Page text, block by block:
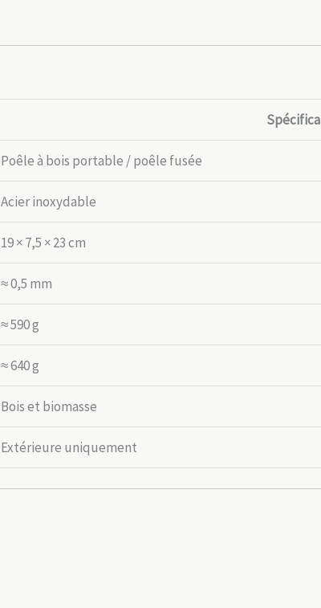
Poêle à bois portable / poêle fusée
Acier inoxydable
19 × 7,5 × 23 cm
≈ 0,5 mm
≈ 590 g
≈ 640 g
Bois et biomasse
Extérieure uniquement